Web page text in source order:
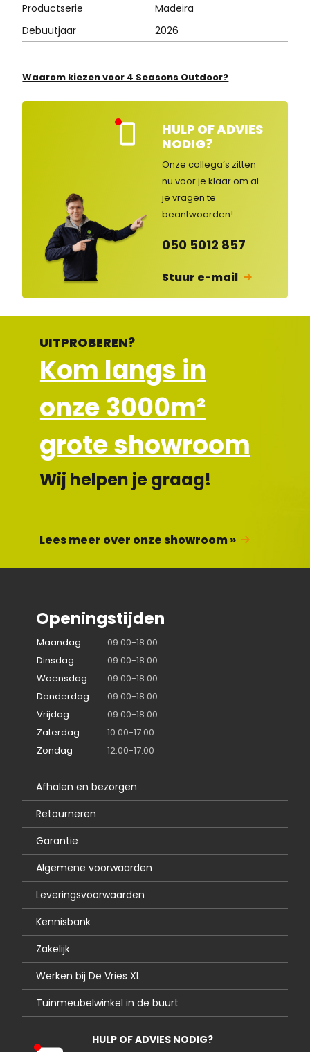
Productserie
Madeira
Debuutjaar
2026
Waarom kiezen voor 4 Seasons Outdoor?
nte
en
HULP OF ADVIES
NODIG?
Onze collega’s zitten
nu voor je klaar om al
je vragen te
beantwoorden!
050 5012 857
Stuur e-mail
UITPROBEREN?
Kom langs in
onze 3000m²
grote showroom
Wij helpen je graag!
Lees meer over onze showroom »
Openingstijden
Maandag
09:00-18:00
Dinsdag
09:00-18:00
Woensdag
09:00-18:00
Donderdag
09:00-18:00
Vrijdag
09:00-18:00
Zaterdag
10:00-17:00
Zondag
12:00-17:00
Afhalen en bezorgen
Retourneren
Garantie
Algemene voorwaarden
Leveringsvoorwaarden
Kennisbank
Zakelijk
Werken bij De Vries XL
Tuinmeubelwinkel in de buurt
HULP OF ADVIES NODIG?